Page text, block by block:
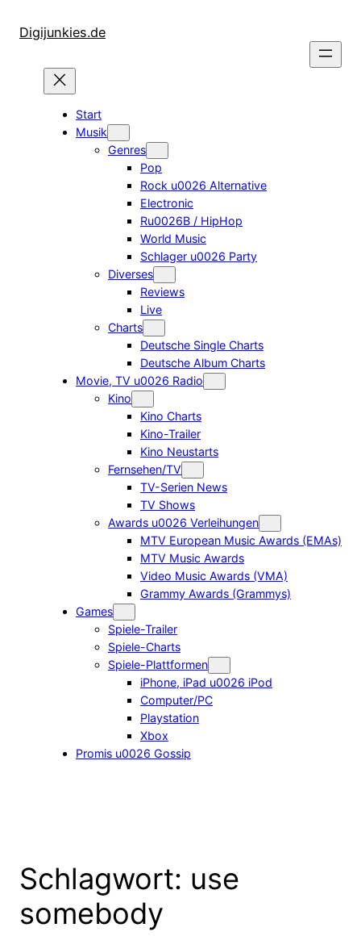
InhaltDigijunkies.de
Start
Musik
Genres
Pop
Rock u0026 Alternative
Electronic
Ru0026B / HipHop
World Music
Schlager u0026 Party
Diverses
Reviews
Live
Charts
Deutsche Single Charts
Deutsche Album Charts
Movie, TV u0026 Radio
Kino
Kino Charts
Kino-Trailer
Kino Neustarts
Fernsehen/TV
TV-Serien News
TV Shows
Awards u0026 Verleihungen
MTV European Music Awards (EMAs)
MTV Music Awards
Video Music Awards (VMA)
Grammy Awards (Grammys)
Games
Spiele-Trailer
Spiele-Charts
Spiele-Plattformen
iPhone, iPad u0026 iPod
Computer/PC
Playstation
Xbox
Promis u0026 Gossip
Schlagwort: use
somebody